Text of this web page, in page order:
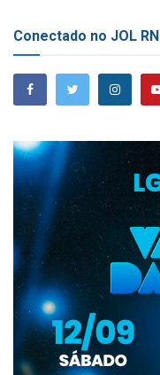
Conectado no JOL RN